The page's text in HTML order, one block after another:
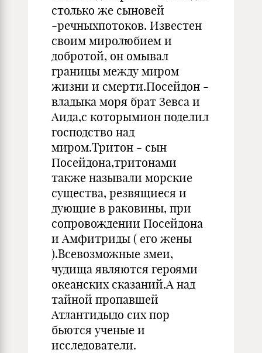
столько же сыновей
-речныхпотоков. Известен
своим миролюбием и
добротой, он омывал
границы между миром
жизни и смерти.Посейдон -
владыка моря брат Зевса и
Аида,с которымион поделил
господство над
миром.Тритон - сын
Посейдона,тритонами
также называли морские
существа, резвящиеся и
дующие в раковины, при
сопровождении Посейдона
и Амфитриды ( его жены
).Всевозможные змеи,
чудища являются героями
океанских сказаний.А над
тайной пропавшей
Атлантидыдо сих пор
бьются ученые и
исследователи.